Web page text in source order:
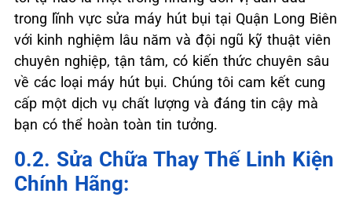
trong lĩnh vực sửa máy hút bụi tại Quận Long Biên
với kinh nghiệm lâu năm và đội ngũ kỹ thuật viên
chuyên nghiệp, tận tâm, có kiến thức chuyên sâu
về các loại máy hút bụi. Chúng tôi cam kết cung
cấp một dịch vụ chất lượng và đáng tin cậy mà
bạn có thể hoàn toàn tin tưởng.
0.2. Sửa Chữa Thay Thế Linh Kiện
Chính Hãng: